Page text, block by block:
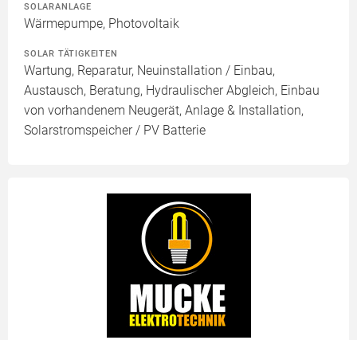
SOLARANLAGE
Wärmepumpe, Photovoltaik
SOLAR TÄTIGKEITEN
Wartung, Reparatur, Neuinstallation / Einbau,
Austausch, Beratung, Hydraulischer Abgleich, Einbau
von vorhandenem Neugerät, Anlage & Installation,
Solarstromspeicher / PV Batterie